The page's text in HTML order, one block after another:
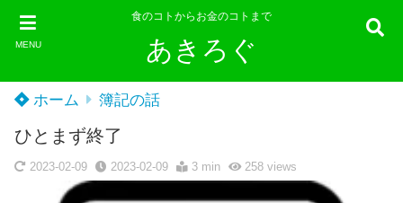
MENU
食のコトからお金のコトまで
あきろぐ
ホーム 簿記の話
ひとまず終了
2023-02-09 2023-02-09 3 min 258views